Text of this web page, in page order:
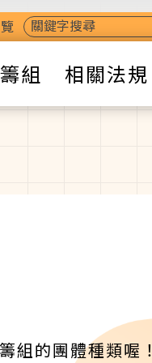
組 相關法規
組的團體種類喔！